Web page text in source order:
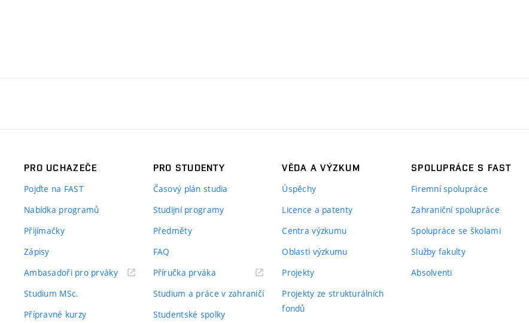
PRO UCHAZEČE
Pojďte na FAST
Nabídka programů
Přijímačky
Zápisy
Ambasadoři pro prváky(externí
Studium MSc.
Přípravné kurzy
PRO STUDENTY
Časový plán studia
Studijní programy
Předměty
FAQ
Příručka prváka(externí
Studium a práce v zahraničí
Studentské spolky
VĚDA A VÝZKUM
Úspěchy
Licence a patenty
Centra výzkumu
Oblasti výzkumu
Projekty
Projekty ze strukturálních
fondů
SPOLUPRÁCE S FAST
Firemní spolupráce
Zahraniční spolupráce
Spolupráce se školami
Služby fakulty
Absolventi